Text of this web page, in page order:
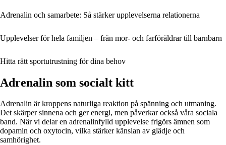
Adrenalin och samarbete: Så stärker upplevelserna relationerna
Upplevelser för hela familjen – från mor- och farföräldrar till barnbarn
Hitta rätt sportutrustning för dina behov
Adrenalin som socialt kitt
Adrenalin är kroppens naturliga reaktion på spänning och utmaning.
Det skärper sinnena och ger energi, men påverkar också våra sociala
band. När vi delar en adrenalinfylld upplevelse frigörs ämnen som
dopamin och oxytocin, vilka stärker känslan av glädje och
samhörighet.